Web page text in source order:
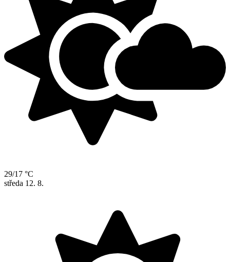
29/17 °C
středa 12. 8.